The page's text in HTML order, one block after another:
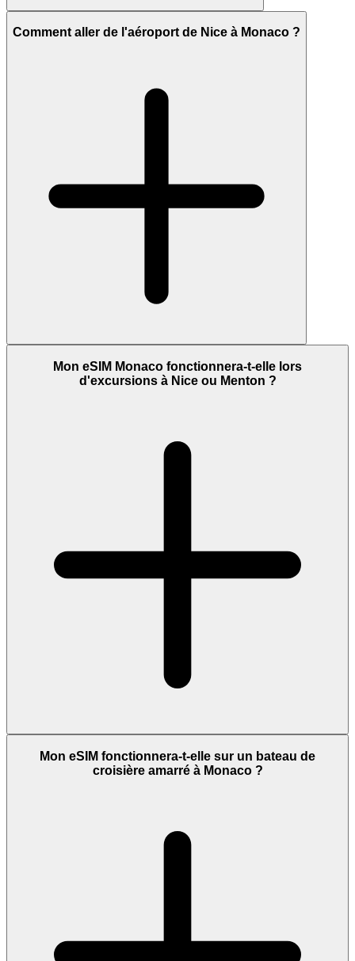
Comment aller de l'aéroport de Nice à Monaco ?
Mon eSIM Monaco fonctionnera-t-elle lors
d'excursions à Nice ou Menton ?
Mon eSIM fonctionnera-t-elle sur un bateau de
croisière amarré à Monaco ?